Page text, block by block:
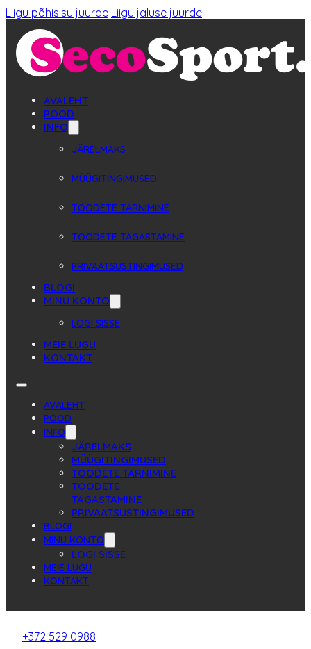
Liigu põhisisu juurde Liigu jaluse juurde
AVALEHT
POOD
INFO
JÄRELMAKS
MÜÜGITINGIMUSED
TOODETE TARNIMINE
TOODETE TAGASTAMINE
PRIVAATSUSTINGIMUSED
BLOGI
MINU KONTO
LOGI SISSE
MEIE LUGU
KONTAKT
AVALEHT
POOD
INFO
JÄRELMAKS
MÜÜGITINGIMUSED
TOODETE TARNIMINE
TOODETE
TAGASTAMINE
PRIVAATSUSTINGIMUSED
BLOGI
MINU KONTO
LOGI SISSE
MEIE LUGU
KONTAKT
+372 529 0988